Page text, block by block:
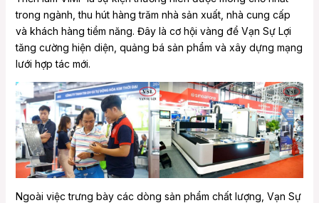
trong ngành, thu hút hàng trăm nhà sản xuất, nhà cung cấp
và khách hàng tiềm năng. Đây là cơ hội vàng để Vạn Sự Lợi
tăng cường hiện diện, quảng bá sản phẩm và xây dựng mạng
lưới hợp tác mới.
Ngoài việc trưng bày các dòng sản phẩm chất lượng, Vạn Sự